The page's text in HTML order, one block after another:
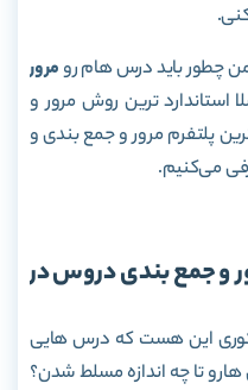
چطور باید درس هام رومرور
استاندارد ترین روش مرور و
پلتفرم مرور و جمع بندی و
می‌کنیم.
و جمع بندی دروس در
این هست که درس هایی
تا چه اندازه مسلط شدن؟